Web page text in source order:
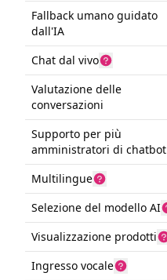
Fallback umano guidato
dall'IA
Chat dal vivo
Valutazione delle
conversazioni
Supporto per più
amministratori di chatbot
Multilingue
Selezione del modello AI
Visualizzazione prodotti
Ingresso vocale